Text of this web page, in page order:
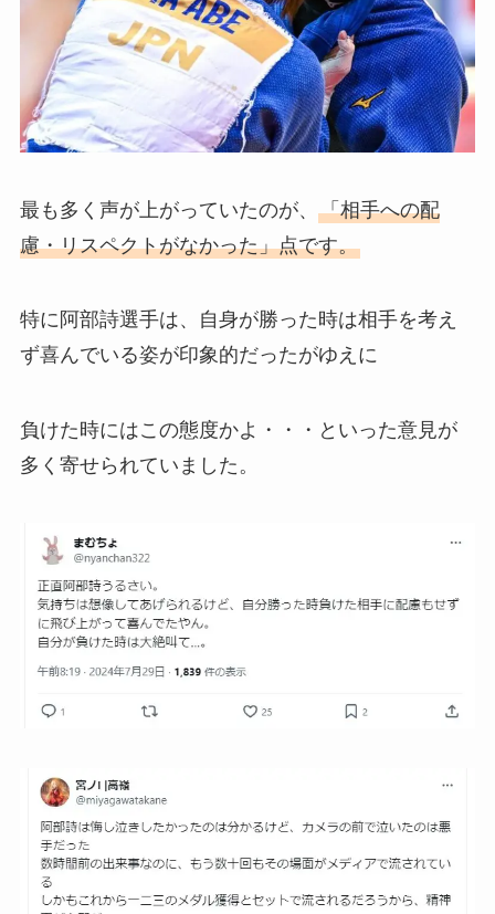
最も多く声が上がっていたのが、 「相手への配
慮・リスペクトがなかった」点です。
特に阿部詩選手は、自身が勝った時は相手を考え
ず喜んでいる姿が印象的だったがゆえに
負けた時にはこの態度かよ・・・といった意見が
多く寄せられていました。